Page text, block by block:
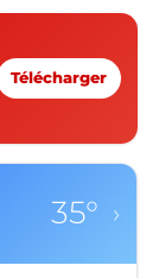
Télécharger
35° ›